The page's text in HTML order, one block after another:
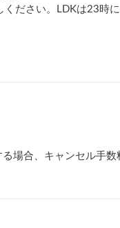
ださい。LDKは23時
お願いします。
トボトル）は1袋300
なっています。ご注意
場合、キャンセル手数